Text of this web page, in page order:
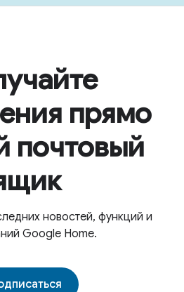
прямо
почтовый
новостей, функций и
Google Home.